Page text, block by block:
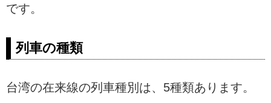
です。
列車の種類
台湾の在来線の列車種別は、5種類あります。